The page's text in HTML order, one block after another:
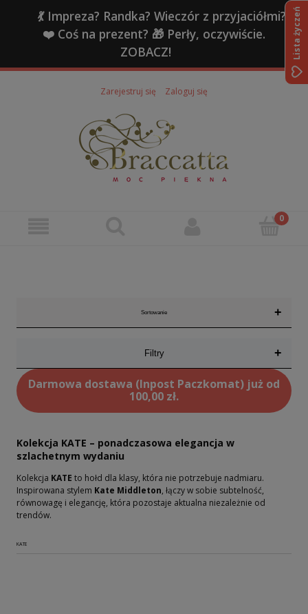
💃 Impreza? Randka? Wieczór z przyjaciółmi?
❤️ Coś na prezent? 🎁 Perły, oczywiście.
ZOBACZ!
Zarejestruj się Zaloguj się
Sortowanie +
Filtry +
Darmowa dostawa (Inpost Paczkomat) już od
100,00 zł.
Kolekcja KATE – ponadczasowa elegancja w
szlachetnym wydaniu
Kolekcja KATE to hołd dla klasy, która nie potrzebuje nadmiaru.
Inspirowana stylem Kate Middleton, łączy w sobie subtelność,
równowagę i elegancję, która pozostaje aktualna niezależnie od
trendów.
KATE
Lista życzeń